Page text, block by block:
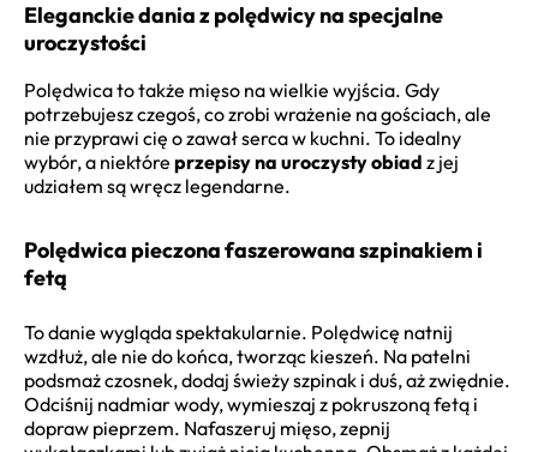
Eleganckie dania z polędwicy na specjalne
uroczystości
Polędwica to także mięso na wielkie wyjścia. Gdy
potrzebujesz czegoś, co zrobi wrażenie na gościach, ale
nie przyprawi cię o zawał serca w kuchni. To idealny
wybór, a niektóre przepisy na uroczysty obiad z jej
udziałem są wręcz legendarne.
Polędwica pieczona faszerowana szpinakiem i
fetą
To danie wygląda spektakularnie. Polędwicę natnij
wzdłuż, ale nie do końca, tworząc kieszeń. Na patelni
podsmaż czosnek, dodaj świeży szpinak i duś, aż zwiędnie.
Odciśnij nadmiar wody, wymieszaj z pokruszoną fetą i
dopraw pieprzem. Nafaszeruj mięso, zepnij